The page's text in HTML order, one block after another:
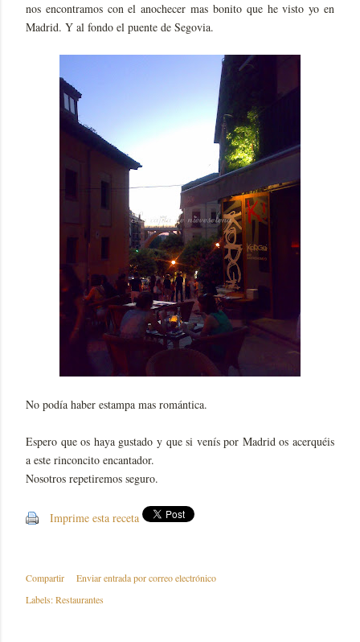
nos encontramos con el anochecer mas bonito que he visto yo en
Madrid. Y al fondo el puente de Segovia.
No podía haber estampa mas romántica.
Espero que os haya gustado y que si venís por Madrid os acerquéis
a este rinconcito encantador.
Nosotros repetiremos seguro.
Imprime esta receta
Compartir
Enviar entrada por correo electrónico
Labels:Restaurantes